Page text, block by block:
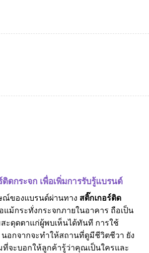
ดกระจก เพื่อเพิ่มการรับรู้แบรนด์
ณ์ของแบรนด์ผ่านทาง สติ๊กเกอร์ติด
ม้กระทั่งกระจกภายในอาคาร ถือเป็น
ะดุดตาแก่ผู้พบเห็นได้ทันที การใช้
นอกจากจะทำให้สถานที่ดูมีชีวิตชีวา ยัง
ที่จะบอกให้ลูกค้ารู้ว่าคุณเป็นใครและ